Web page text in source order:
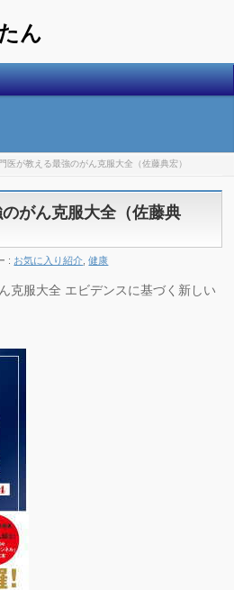
ん
医が教える最強のがん克服大全（佐藤典宏）
がん克服大全（佐藤典
: お気に入り紹介 ,健康
克服大全 エビデンスに基づく新しい